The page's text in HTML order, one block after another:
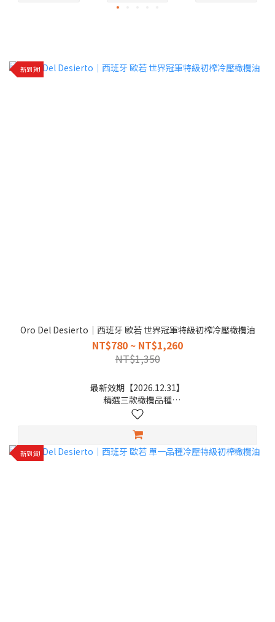
新到貨!
Oro Del Desierto｜西班牙 歐若 世界冠軍特級初榨冷壓橄欖油
NT$780 ~ NT$1,260
NT$1,350
最新效期【2026.12.31】
精選三款橄欖品種
清爽豐富的橄欖香氣口味，台灣熱賣，303強烈推薦~
✨還有單一品種特級初榨橄欖油可以選擇喔！
新到貨!